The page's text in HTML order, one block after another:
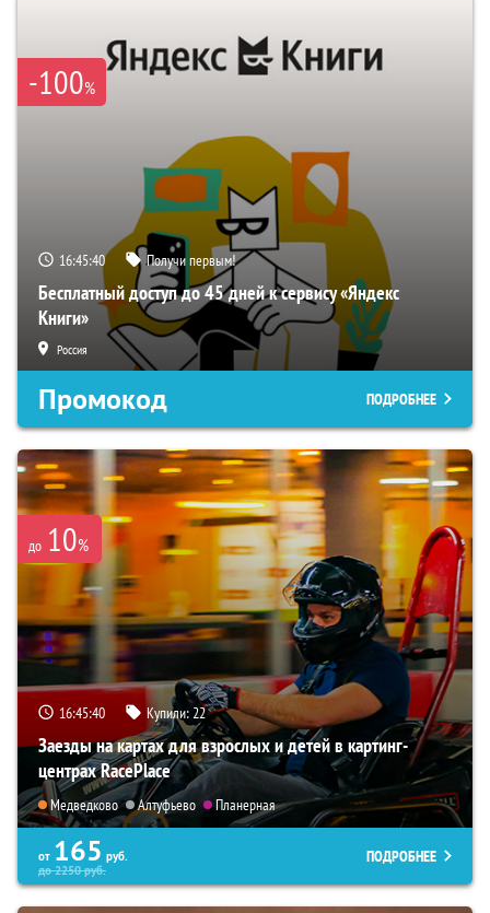
-100%
16:45:39 Получи первым!
Бесплатный доступ до 45 дней к сервису «Яндекс
Книги»
Россия
Промокод ПОДРОБНЕЕ
до 10%
16:45:39 Купили:22
Заезды на картах для взрослых и детей в картинг-
центрах RacePlace
Медведково Алтуфьево Планерная
от 165 руб.
до2250руб.
ПОДРОБНЕЕ